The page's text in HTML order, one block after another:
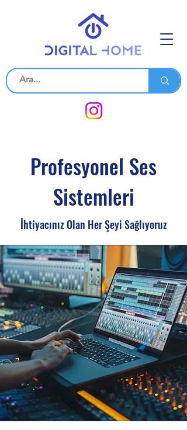
Profesyonel Ses
Sistemleri
​İhtiyacınız Olan Her Şeyi Sağlıyoruz